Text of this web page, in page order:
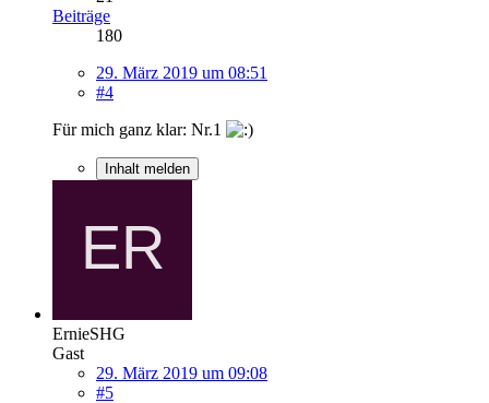
Beiträge
180
29. März 2019 um 08:51
#4
Für mich ganz klar: Nr.1
Inhalt melden
ErnieSHG
Gast
29. März 2019 um 09:08
#5